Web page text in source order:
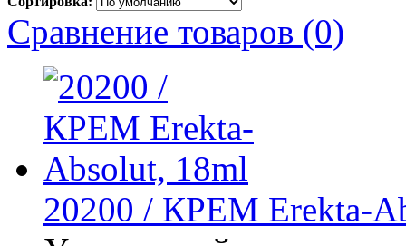
Сравнение товаров (0)
20200 / КРЕМ Erekta-